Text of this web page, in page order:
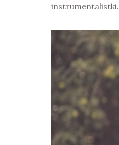
instrumentalistki.